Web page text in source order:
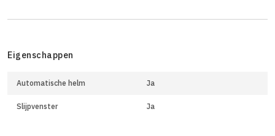
Eigenschappen
Automatische helm Ja
Slijpvenster Ja